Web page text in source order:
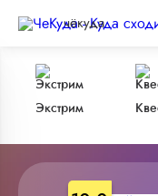
чёкуда
Экстрим